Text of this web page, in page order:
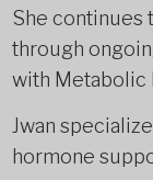
She continues
through
with Metabolic
Jwan
hormone